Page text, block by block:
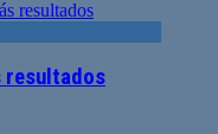
resultados